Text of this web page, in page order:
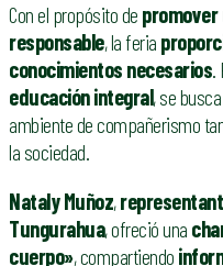
Con el propósito de promover
responsable, la feria
conocimientos necesarios.
educación integral, se
ambiente de compañerismo
la sociedad.
Nataly Muñoz,
Tungurahua, ofreció una
cuerpo», compartiendo